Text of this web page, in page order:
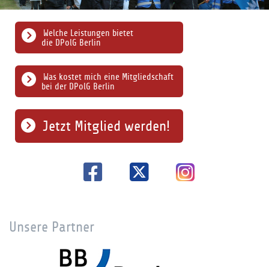
Was kostet mich eine Mitgliedschaft
bei der DPolG Berlin
Welche Leistungen bietet
die DPolG Berlin
Jetzt Mitglied werden!
Unsere Partner